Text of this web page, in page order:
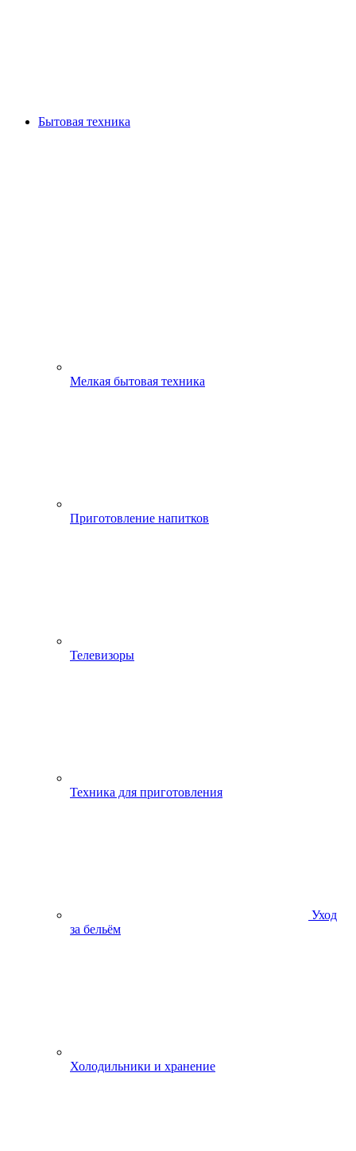
Бытовая техника
Мелкая бытовая техника
Приготовление напитков
Телевизоры
Техника для приготовления
Уход
за бельём
Холодильники и хранение